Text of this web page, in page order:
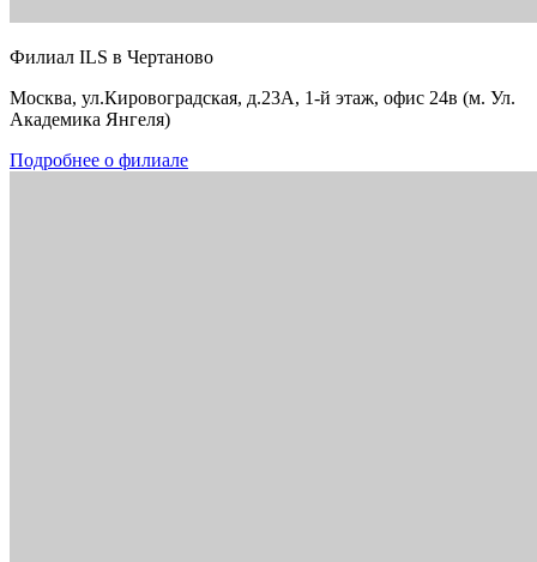
Филиал ILS в Чертаново
Москва, ул.Кировоградская, д.23А, 1-й этаж, офис 24в (м. Ул.
Академика Янгеля)
Подробнее о филиале